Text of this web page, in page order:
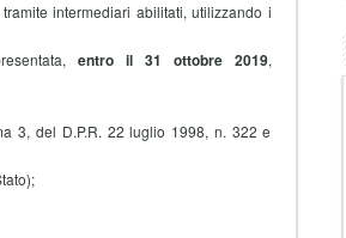
intermediari abilitati, utilizzando i
entro il 31 ottobre 2019,
3, del D.P.R. 22 luglio 1998, n. 322 e